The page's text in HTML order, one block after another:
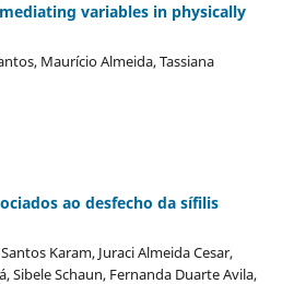
variables in physically
Maurício Almeida, Tassiana
ao desfecho da sífilis
Karam, Juraci Almeida Cesar,
Sibele Schaun, Fernanda Duarte Avila,